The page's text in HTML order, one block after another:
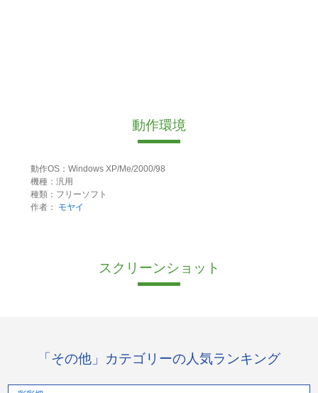
動作環境
動作OS：Windows XP/Me/2000/98
機種：汎用
種類：フリーソフト
作者：
モヤイ
スクリーンショット
「その他」カテゴリーの人気ランキング